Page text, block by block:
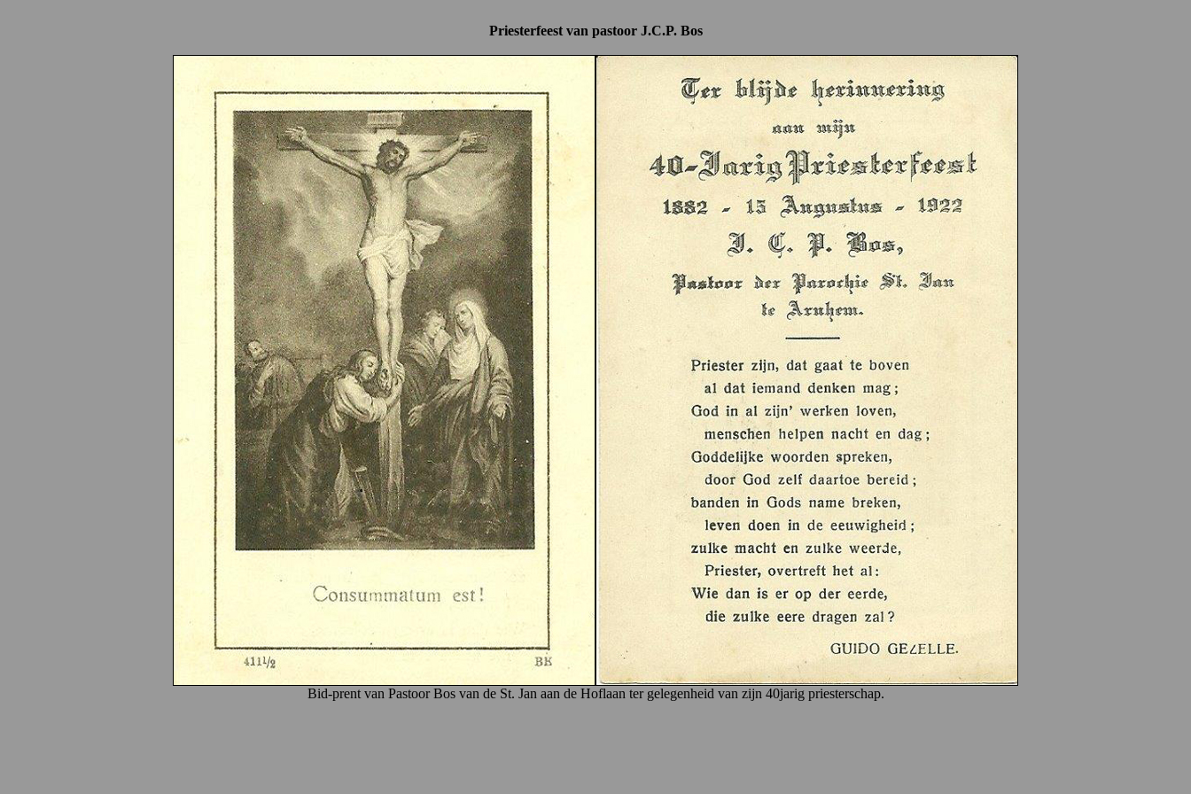
Priesterfeest van pastoor J.C.P. Bos
Bid-prent van Pastoor Bos van de St. Jan aan de Hoflaan ter gelegenheid van zijn 40jarig priesterschap.